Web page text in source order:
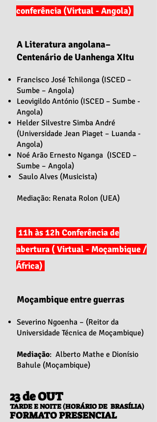
conferência (Virtual - Angola)
A Literatura angolana–
Centenário de Uanhenga XItu
Francisco José Tchilonga (ISCED –
Sumbe – Angola)
Leovigildo António (ISCED – Sumbe -
Angola)
Helder Silvestre Simba André
(Universidade Jean Piaget – Luanda -
Angola)
Noé Arão Ernesto Nganga (ISCED –
Sumbe – Angola)
Saulo Alves (Musicista)
Mediação: Renata Rolon (UEA)
11h às 12h Conferência de
abertura ( Virtual - Moçambique /
África)
Moçambique entre guerras
Severino Ngoenha – (Reitor da
Universidade Técnica de Moçambique)
Mediação: Alberto Mathe e Dionísio
Bahule (Moçambique)
23 de OUT
TARDE E NOITE (HORÁRIO DE BRASÍLIA)
FORMATO PRESENCIAL